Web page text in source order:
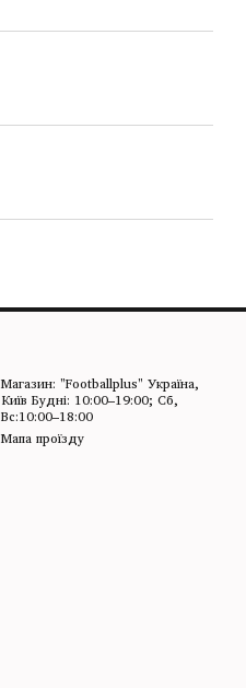
Магазин: "Footballplus" Україна,
Київ Будні: 10:00–19:00; Сб,
Вс:10:00–18:00
Мапа проїзду